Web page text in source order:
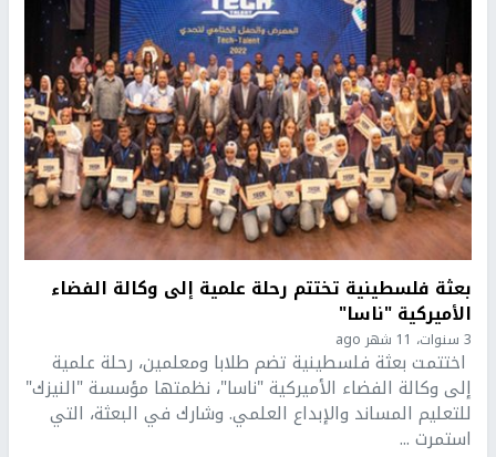
بعثة فلسطينية تختتم رحلة علمية إلى وكالة الفضاء
الأميركية "ناسا"
3 سنوات، 11 شهر ago
اختتمت بعثة فلسطينية تضم طلابا ومعلمين، رحلة علمية
إلى وكالة الفضاء الأميركية "ناسا"، نظمتها مؤسسة "النيزك"
للتعليم المساند والإبداع العلمي. وشارك في البعثة، التي
استمرت ...